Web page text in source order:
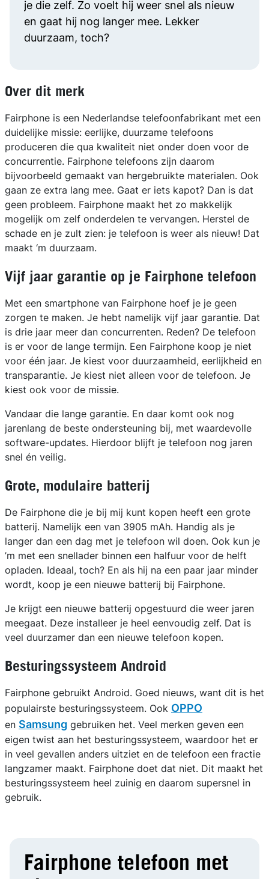
je die zelf. Zo voelt hij weer snel als nieuw
en gaat hij nog langer mee. Lekker
duurzaam, toch?
Over dit merk
Fairphone is een Nederlandse telefoonfabrikant met een
duidelijke missie: eerlijke, duurzame telefoons
produceren die qua kwaliteit niet onder doen voor de
concurrentie. Fairphone telefoons zijn daarom
bijvoorbeeld gemaakt van hergebruikte materialen. Ook
gaan ze extra lang mee. Gaat er iets kapot? Dan is dat
geen probleem. Fairphone maakt het zo makkelijk
mogelijk om zelf onderdelen te vervangen. Herstel de
schade en je zult zien: je telefoon is weer als nieuw! Dat
maakt ‘m duurzaam.
Vijf jaar garantie op je Fairphone telefoon
Met een smartphone van Fairphone hoef je je geen
zorgen te maken. Je hebt namelijk vijf jaar garantie. Dat
is drie jaar meer dan concurrenten. Reden? De telefoon
is er voor de lange termijn. Een Fairphone koop je niet
voor één jaar. Je kiest voor duurzaamheid, eerlijkheid en
transparantie. Je kiest niet alleen voor de telefoon. Je
kiest ook voor de missie.
Vandaar die lange garantie. En daar komt ook nog
jarenlang de beste ondersteuning bij, met waardevolle
software-updates. Hierdoor blijft je telefoon nog jaren
snel én veilig.
Grote, modulaire batterij
De Fairphone die je bij mij kunt kopen heeft een grote
batterij. Namelijk een van 3905 mAh. Handig als je
langer dan een dag met je telefoon wil doen. Ook kun je
’m met een snellader binnen een halfuur voor de helft
opladen. Ideaal, toch? En als hij na een paar jaar minder
wordt, koop je een nieuwe batterij bij Fairphone.
Je krijgt een nieuwe batterij opgestuurd die weer jaren
meegaat. Deze installeer je heel eenvoudig zelf. Dat is
veel duurzamer dan een nieuwe telefoon kopen.
Besturingssysteem Android
Fairphone gebruikt Android. Goed nieuws, want dit is het
populairste besturingssysteem. Ook OPPO
en Samsung gebruiken het. Veel merken geven een
eigen twist aan het besturingssysteem, waardoor het er
in veel gevallen anders uitziet en de telefoon een fractie
langzamer maakt. Fairphone doet dat niet. Dit maakt het
besturingssysteem heel zuinig en daarom supersnel in
gebruik.
Fairphone telefoon met